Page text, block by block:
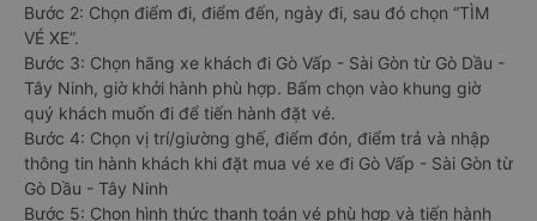
Bước 2: Chọn điểm đi, điểm đến, ngày đi, sau đó chọn “TÌM
VÉ XE”.
Bước 3: Chọn hãng xe khách đi Gò Vấp - Sài Gòn từ Gò Dầu -
Tây Ninh, giờ khởi hành phù hợp. Bấm chọn vào khung giờ
quý khách muốn đi để tiến hành đặt vé.
Bước 4: Chọn vị trí/giường ghế, điểm đón, điểm trả và nhập
thông tin hành khách khi đặt mua vé xe đi Gò Vấp - Sài Gòn từ
Gò Dầu - Tây Ninh
Bước 5: Chọn hình thức thanh toán vé phù hợp và tiến hành